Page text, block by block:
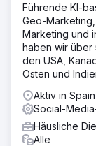
Führende KI-
Geo-
Marketing und
haben wir über
den USA,
Osten und
Aktiv in Spain
Social-
Häusliche
Alle